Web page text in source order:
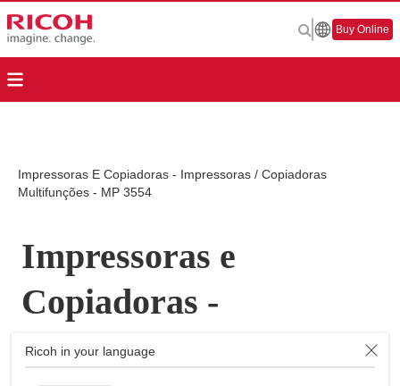
Ricoh in your language
Buy Online
Impressoras E Copiadoras - Impressoras / Copiadoras
Multifunções - MP 3554
Impressoras e
Copiadoras -
Impressoras /